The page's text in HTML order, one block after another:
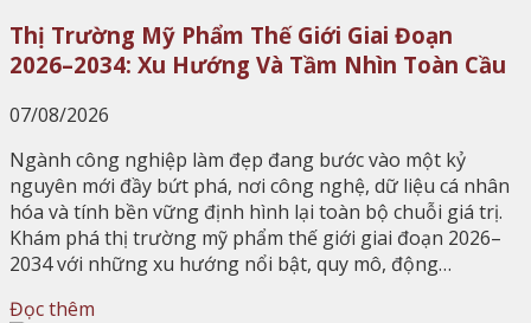
Thị Trường Mỹ Phẩm Thế Giới Giai Đoạn
2026–2034: Xu Hướng Và Tầm Nhìn Toàn Cầu
07/08/2026
Ngành công nghiệp làm đẹp đang bước vào một kỷ
nguyên mới đầy bứt phá, nơi công nghệ, dữ liệu cá nhân
hóa và tính bền vững định hình lại toàn bộ chuỗi giá trị.
Khám phá thị trường mỹ phẩm thế giới giai đoạn 2026–
2034 với những xu hướng nổi bật, quy mô, động…
Đọc thêm